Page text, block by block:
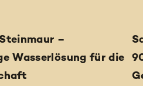
–
Wasserlösung für die